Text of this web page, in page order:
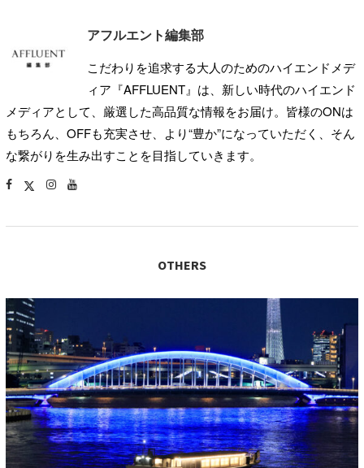
アフルエント編集部
こだわりを追求する大人のためのハイエンドメデ
ィア『AFFLUENT』は、新しい時代のハイエンド
メディアとして、厳選した高品質な情報をお届け。皆様のONは
もちろん、OFFも充実させ、より“豊か”になっていただく、そん
な繋がりを生み出すことを目指していきます。
OTHERS